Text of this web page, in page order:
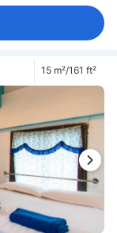
15 m²/161 ft²